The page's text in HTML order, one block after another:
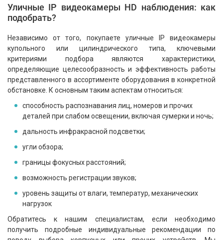
Уличные IP видеокамеры HD наблюдения: как
подобрать?
Независимо от того, покупаете уличные IP видеокамеры
купольного или цилиндрического типа, ключевыми
критериями подбора являются характеристики,
определяющие целесообразность и эффективность работы
представленного в ассортименте оборудования в конкретной
обстановке. К основным таким аспектам относиться:
способность распознавания лиц, номеров и прочих
деталей при слабом освещении, включая сумерки и ночь;
дальность инфракрасной подсветки;
угли обзора;
границы фокусных расстояний;
возможность регистрации звуков;
уровень защиты от влаги, температур, механических
нагрузок
Обратитесь к нашим специалистам, если необходимо
получить подробные индивидуальные рекомендации по